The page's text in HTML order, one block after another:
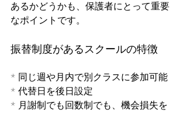
あるかどうかも、保護者にとって重要
なポイントです。
振替制度があるスクールの特徴
* 同じ週や月内で別クラスに参加可能
* 代替日を後日設定
* 月謝制でも回数制でも、機会損失を